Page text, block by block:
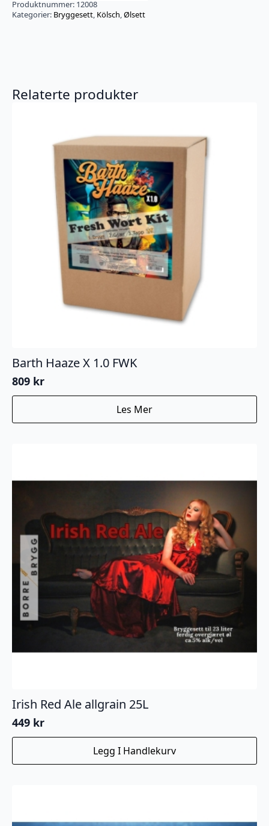
Produktnummer: 12008
Kategorier: Bryggesett, Kölsch,Ølsett
Relaterte produkter
Barth Haaze X 1.0 FWK
809 kr
Les Mer
Irish Red Ale allgrain 25L
449 kr
Legg I Handlekurv